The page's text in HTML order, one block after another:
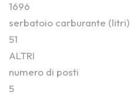
1696
serbatoio carburante (litri)
51
ALTRI
numero di posti
5